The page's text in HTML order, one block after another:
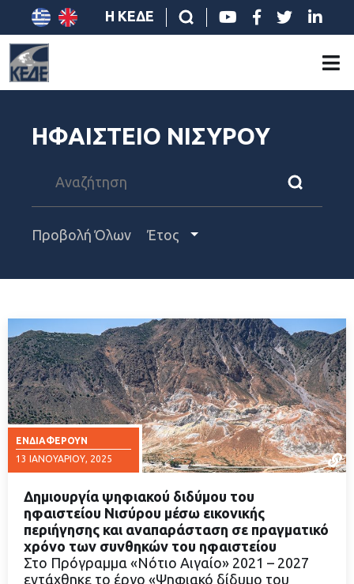
Η ΚΕΔΕ
ΗΦΑΙΣΤΕΙΟ ΝΙΣΥΡΟΥ
Προβολή Όλων Έτος
ΕΝΔΙΑΦΈΡΟΥΝ
13 ΙΑΝΟΥΑΡΊΟΥ, 2025
ΔΙΑΒΑΣΤΕ ΠΕΡΙΣΣΟΤΕΡΑ
Δημιουργία ψηφιακού διδύμου του
ηφαιστείου Νισύρου μέσω εικονικής
περιήγησης και αναπαράσταση σε πραγματικό
χρόνο των συνθηκών του ηφαιστείου
Στο Πρόγραμμα «Νότιο Αιγαίο» 2021 – 2027
εντάχθηκε το έργο «Ψηφιακό δίδυμο του